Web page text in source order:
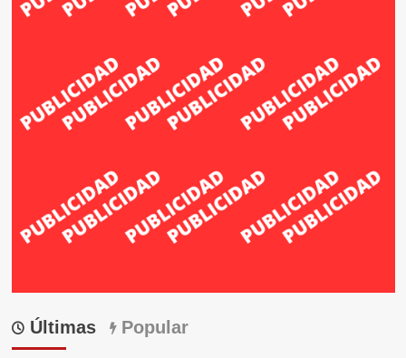
Últimas Popular